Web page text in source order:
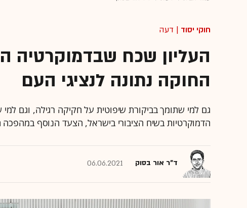
חוקי יסוד | דעה
העליון שכח שבדמוקרטיה
החוקה נתונה לנציגי העם
גם למי שתומך בביקורת שיפוטית על חקיקה רגילה, וגם
הדמוקרטיות בשיח הציבורי בישראל, הצעד הנוסף
ד"ר אור בסוק 06.06.2021